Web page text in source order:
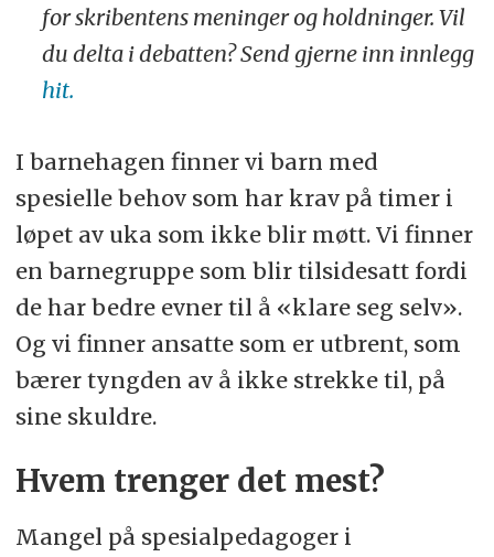
for skribentens meninger og holdninger. Vil
du delta i debatten? Send gjerne inn innlegg
hit.
I barnehagen finner vi barn med
spesielle behov som har krav på timer i
løpet av uka som ikke blir møtt. Vi finner
en barnegruppe som blir tilsidesatt fordi
de har bedre evner til å «klare seg selv».
Og vi finner ansatte som er utbrent, som
bærer tyngden av å ikke strekke til, på
sine skuldre.
Hvem trenger det mest?
Mangel på spesialpedagoger i